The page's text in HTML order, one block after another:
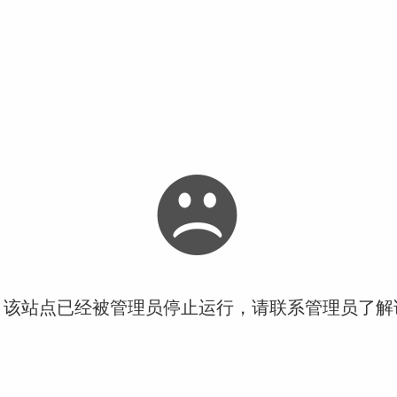
站点已经被管理员停止运行，请联系管理员了